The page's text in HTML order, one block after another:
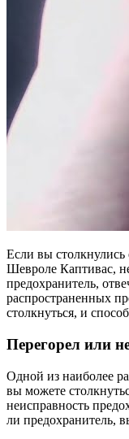
Если вы столкнулись
Шевроле Каптивас,
предохранитель,
распространенных
столкнуться, и
Перегорел или
Одной из наиболее
вы можете
неисправность
ли предохранитель,